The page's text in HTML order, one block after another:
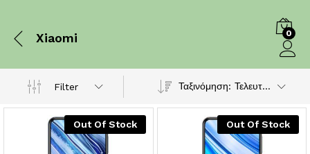
Xiaomi 0
Filter Ταξινόμηση: Τελευταία
Out Of Stock Out Of Stock